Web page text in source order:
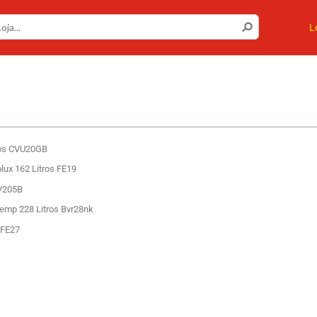
CVU20GB
162 Litros FE19
228 Litros Bvr28nk